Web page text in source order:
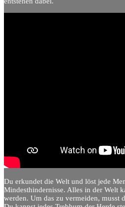
Du erkundet die Welt und löst jede
Mindesthindernisse. Alles in der Welt
werden. Um das zu vermeiden, musst